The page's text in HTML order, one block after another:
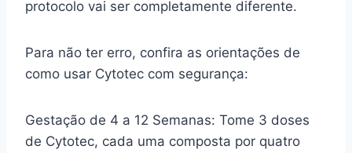
protocolo vai ser completamente diferente.
Para não ter erro, confira as orientações de
como usar Cytotec com segurança:
Gestação de 4 a 12 Semanas: Tome 3 doses
de Cytotec, cada uma composta por quatro